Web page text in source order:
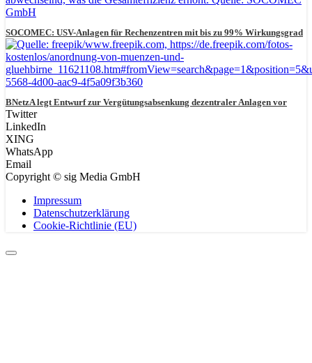
SOCOMEC: USV-Anlagen für Rechenzentren mit bis zu 99% Wirkungsgrad
BNetzA legt Entwurf zur Vergütungsabsenkung dezentraler Anlagen vor
Twitter
LinkedIn
XING
WhatsApp
Email
Copyright © sig Media GmbH
Impressum
Datenschutzerklärung
Cookie-Richtlinie (EU)